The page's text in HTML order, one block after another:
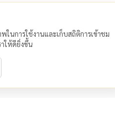
ในการใช้งานและเก็บสถิติการเข้าชม
ให้ดียิ่งขึ้น